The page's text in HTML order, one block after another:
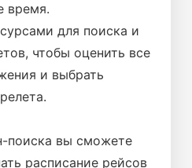
время.
для поиска и
чтобы оценить все
и выбрать
вы сможете
расписание рейсов